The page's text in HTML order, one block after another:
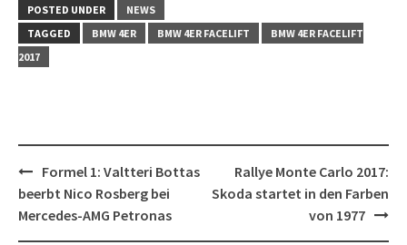
POSTED UNDER
NEWS
TAGGED
BMW 4ER BMW 4ER FACELIFT
BMW 4ER FACELIFT
2017
Post
navigation
Formel 1: Valtteri Bottas
beerbt Nico Rosberg bei
Mercedes-AMG Petronas
Rallye Monte Carlo 2017:
Skoda startet in den Farben
von 1977